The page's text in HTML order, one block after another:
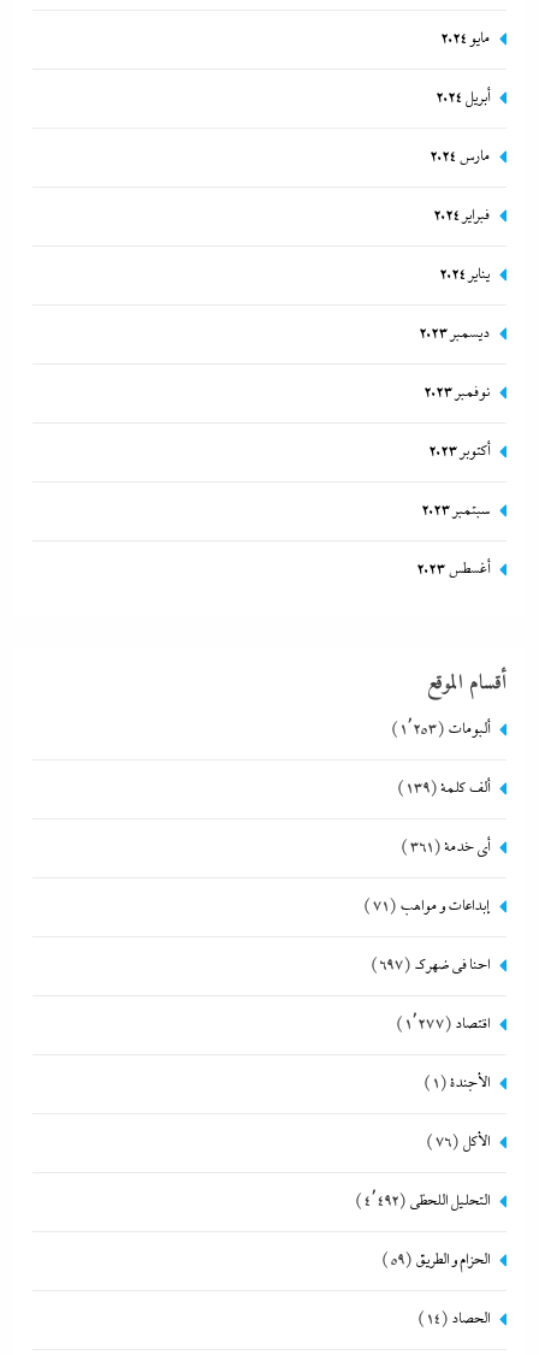
مايو 2024
أبريل 2024
مارس 2024
فبراير 2024
يناير 2024
ديسمبر 2023
نوفمبر 2023
أكتوبر 2023
سبتمبر 2023
أغسطس 2023
أقسام الموقع
ألبومات (1٬253)
ألف كلمة(139)
أي خدمة(361)
إبداعات و مواهب (71)
احنا في ضهرك (697)
اقتصاد (1٬277)
الأجندة(1)
الأكل (76)
التحليل اللحظي (4٬492)
الحزام و الطريق (59)
الحصاد (14)